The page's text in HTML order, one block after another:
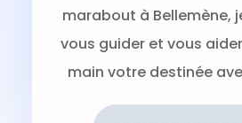
marabout à Bellemène,
vous guider et vous
main votre destinée